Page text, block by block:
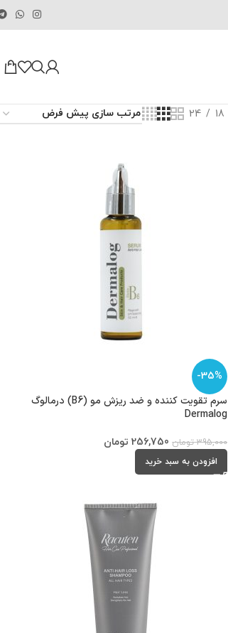
18
24
-35%
سرم تقویت کننده و ضد ریزش مو (B6) درمالوگ
Dermalog
395,000 تومان 256,750 تومان
افزودن به سبد خرید